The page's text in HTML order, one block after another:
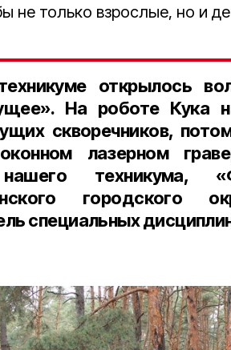
не только взрослые, но и
открылось
. На роботе Кука
скворечников,
лазерном
техникума,
городского
специальных